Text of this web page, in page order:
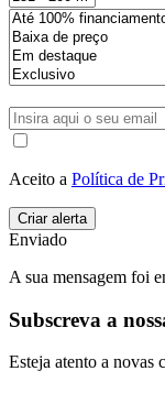
Aceito a Política de
Enviado
A sua mensagem foi
Subscreva a
Esteja atento a novas